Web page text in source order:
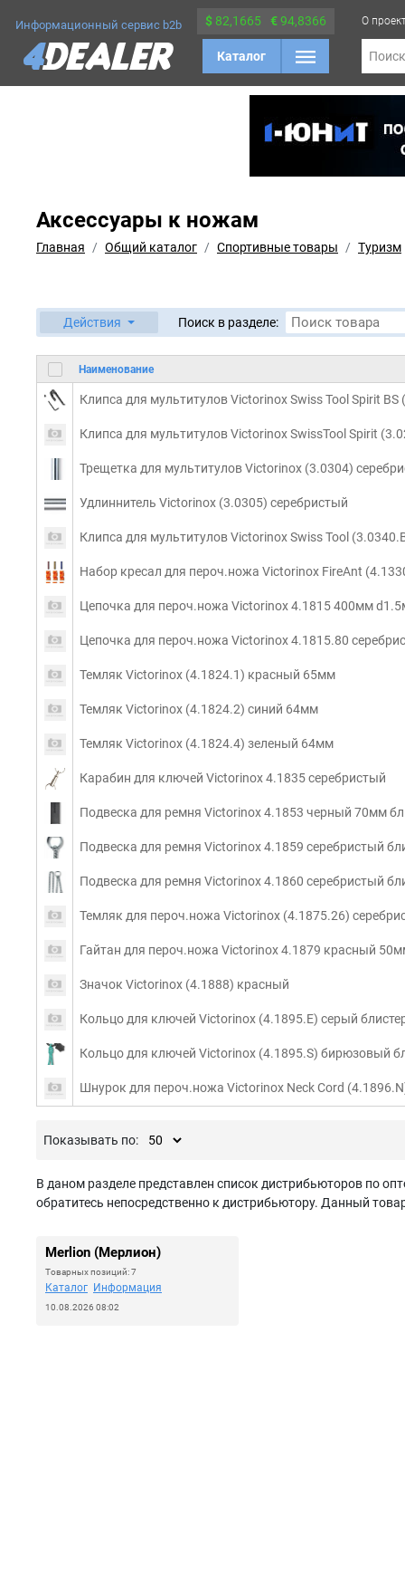
Информационный сервис b2b $ 82,1665 €94,8366
Каталог
О
Поиск
Аксессуары к ножам
Главная Общий каталог Спортивные товары Туризм
Действия Поиск в разделе:
Наименование
Клипса для мультитулов Victorinox Swiss Tool Spirit
Клипса для мультитулов Victorinox SwissTool Spirit
Трещетка для мультитулов Victorinox (3.0304)
Удлиннитель Victorinox (3.0305) серебристый
Клипса для мультитулов Victorinox Swiss Tool
Набор кресал для пероч.ножа Victorinox FireAnt
Цепочка для пероч.ножа Victorinox 4.1815 400мм
Цепочка для пероч.ножа Victorinox 4.1815.80
Темляк Victorinox (4.1824.1) красный 65мм
Темляк Victorinox (4.1824.2) синий 64мм
Темляк Victorinox (4.1824.4) зеленый 64мм
Карабин для ключей Victorinox 4.1835 серебристый
Подвеска для ремня Victorinox 4.1853 черный 70мм
Подвеска для ремня Victorinox 4.1859 серебристый
Подвеска для ремня Victorinox 4.1860 серебристый
Темляк для пероч.ножа Victorinox (4.1875.26)
Гайтан для пероч.ножа Victorinox 4.1879 красный
Значок Victorinox (4.1888) красный
Кольцо для ключей Victorinox (4.1895.E) серый
Кольцо для ключей Victorinox (4.1895.S) бирюзовый
Шнурок для пероч.ножа Victorinox Neck Cord
Показывать по:
В даном разделе представлен список дистрибьюторов по
обратитесь непосредственно к дистрибьютору. Данный
Merlion (Мерлион)
Товарных позиций: 7
Каталог Информация
10.08.2026 08:02